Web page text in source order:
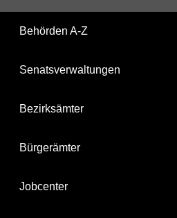
Behörden A-Z
Senatsverwaltungen
Bezirksämter
Bürgerämter
Jobcenter